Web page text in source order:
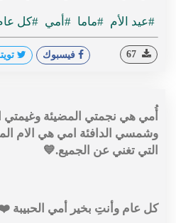
#عيد الأم #ماما #أمي #كل
فيسبوك
أُمي هي نجمتي المضيئة وغيمتي
وشمسي الدافئة امي هي الام
التي تغني عن الجميع.💙
كل عام وأنتِ بخير أمي الحبيبة